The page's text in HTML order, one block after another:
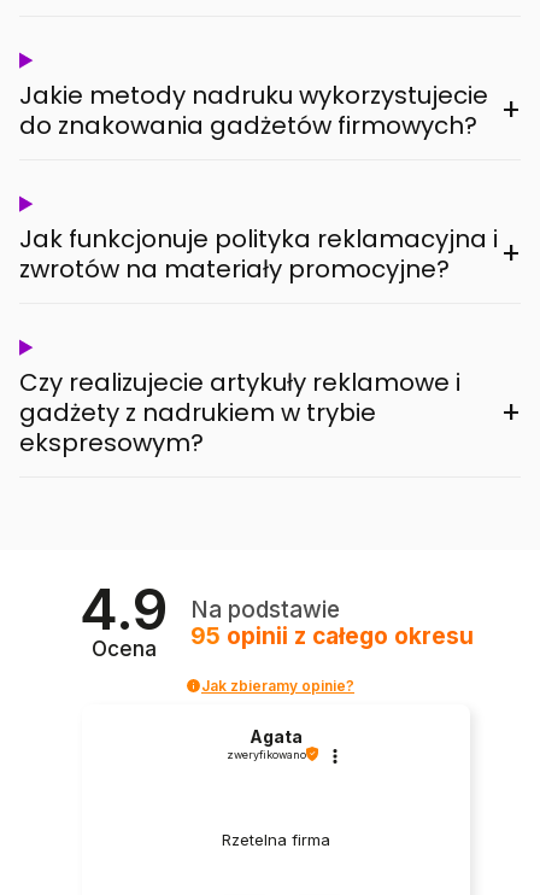
Jakie metody nadruku wykorzystujecie
do znakowania gadżetów firmowych?
+
Jak funkcjonuje polityka reklamacyjna i
zwrotów na materiały promocyjne?
+
Czy realizujecie artykuły reklamowe i
gadżety z nadrukiem w trybie
ekspresowym?
+
4.9
Ocena
Na podstawie
95 opinii z całego okresu
Jak zbieramy opinie?
Agata
zweryfikowano
Rzetelna firma